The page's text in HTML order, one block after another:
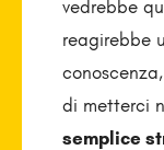
vedrebbe
reagirebbe
di metterci
semplice